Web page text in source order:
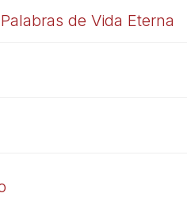
de Vida Eterna